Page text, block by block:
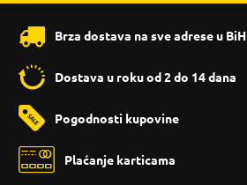
Brza dostava na sve adrese u BiH
Dostava u roku od 2 do 14 dana
Pogodnosti kupovine
Plaćanje karticama